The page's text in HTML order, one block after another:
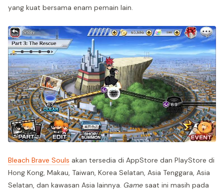
yang kuat bersama enam pemain lain.
Bleach Brave Souls akan tersedia di AppStore dan PlayStore di
Hong Kong, Makau, Taiwan, Korea Selatan, Asia Tenggara, Asia
Selatan, dan kawasan Asia lainnya. Game saat ini masih pada